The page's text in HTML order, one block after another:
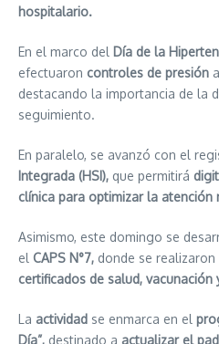
hospitalario.
En el marco del Día de la
efectuaron controles de presión
destacando la importancia de la
seguimiento.
En paralelo, se avanzó con el
Integrada (HSI), que permitirá
clínica para optimizar la atención
Asimismo, este domingo se
el CAPS N°7, donde se realizaron
certificados de salud, vacunación
La actividad se enmarca en el
Día”, destinado a actualizar el